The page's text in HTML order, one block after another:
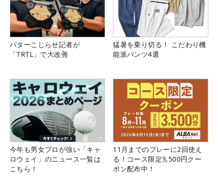
パターこじらせ記者が
「TRTL」で大改善
猛暑を乗り切る！ こだわり機
能派パンツ4選
今年も男女プロが強い「キャ
ロウェイ」のニュース一覧は
こちら！
11月までのプレーに2回使え
る！コース限定3,500円クー
ポン配布中！